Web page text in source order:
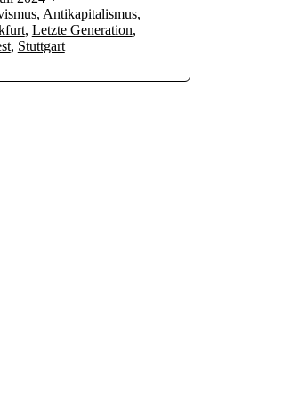
, Antikapitalismus,
, Letzte Generation,
, Stuttgart